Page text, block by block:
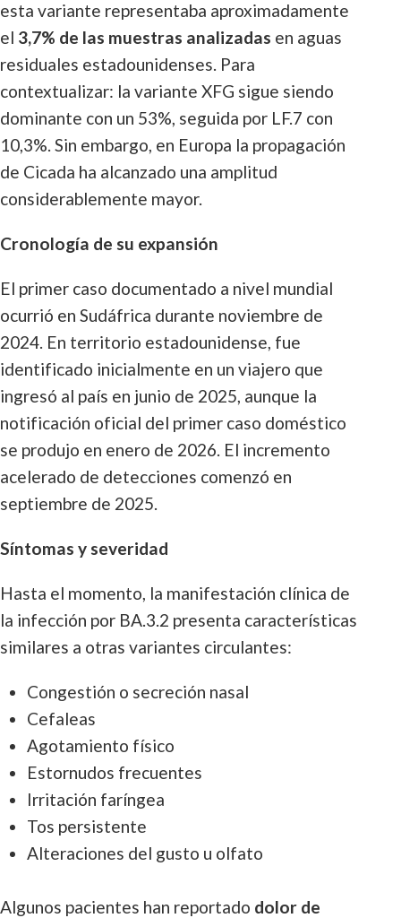
esta variante representaba aproximadamente
el 3,7% de las muestras analizadas en aguas
residuales estadounidenses. Para
contextualizar: la variante XFG sigue siendo
dominante con un 53%, seguida por LF.7 con
10,3%. Sin embargo, en Europa la propagación
de Cicada ha alcanzado una amplitud
considerablemente mayor.
Cronología de su expansión
El primer caso documentado a nivel mundial
ocurrió en Sudáfrica durante noviembre de
2024. En territorio estadounidense, fue
identificado inicialmente en un viajero que
ingresó al país en junio de 2025, aunque la
notificación oficial del primer caso doméstico
se produjo en enero de 2026. El incremento
acelerado de detecciones comenzó en
septiembre de 2025.
Síntomas y severidad
Hasta el momento, la manifestación clínica de
la infección por BA.3.2 presenta características
similares a otras variantes circulantes:
Congestión o secreción nasal
Cefaleas
Agotamiento físico
Estornudos frecuentes
Irritación faríngea
Tos persistente
Alteraciones del gusto u olfato
Algunos pacientes han reportado dolor de